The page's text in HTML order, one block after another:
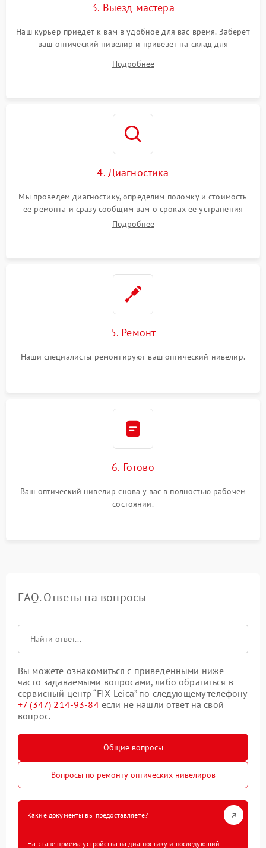
3. Выезд мастера
Наш курьер приедет к вам в удобное для вас время. Заберет
ваш оптический нивелир и привезет на склад для
Подробнее
4. Диагностика
Мы проведем диагностику, определим поломку и стоимость
ее ремонта и сразу сообщим вам о сроках ее устранения
Подробнее
5. Ремонт
Наши специалисты ремонтируют ваш оптический нивелир.
6. Готово
Ваш оптический нивелир снова у вас в полностью рабочем
состоянии.
FAQ. Ответы на вопросы
Вы можете ознакомиться с приведенными ниже
часто задаваемыми вопросами, либо обратиться в
сервисный центр “FIX-Leica” по следующему телефону
+7 (347) 214-93-84если не нашли ответ на свой
вопрос.
Общие вопросы
Вопросы по ремонту оптических нивелиров
Какие документы вы предоставляете?
На этапе приема устройства на диагностику и последующий